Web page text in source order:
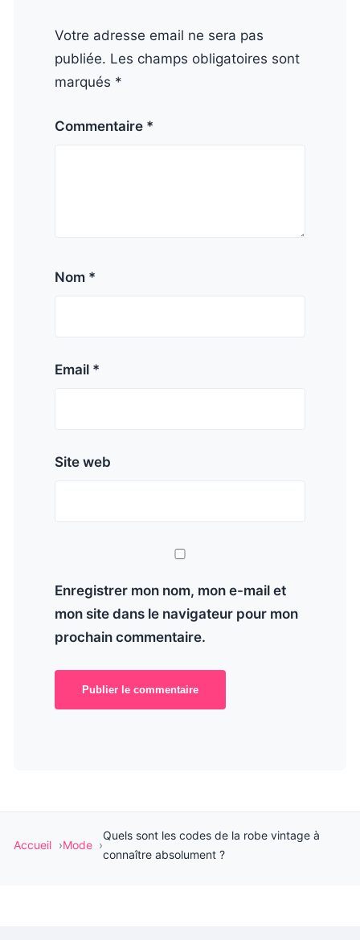
Votre adresse email ne sera pas
publiée. Les champs obligatoires sont
marqués *
Commentaire *
Nom *
Email *
Site web
Enregistrer mon nom, mon e-mail et
mon site dans le navigateur pour mon
prochain commentaire.
Publier le commentaire
Accueil Mode
Quels sont les codes de la robe vintage à
connaître absolument ?